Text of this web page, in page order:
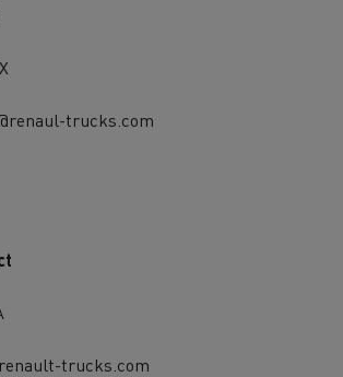
trucks.com
trucks.com